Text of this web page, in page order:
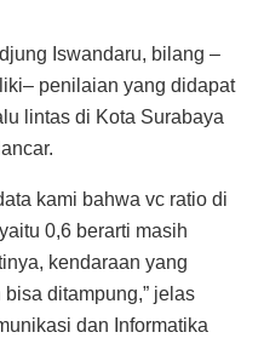
Iswandaru, bilang –
penilaian yang didapat
lintas di Kota Surabaya
kami bahwa vc ratio di
0,6 berarti masih
kendaraan yang
ditampung,” jelas
dan Informatika